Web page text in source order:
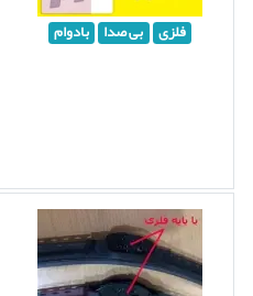
فلزی بی صدا بادوام